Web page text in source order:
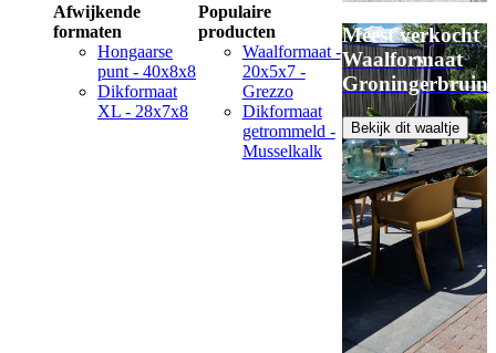
Afwijkende
formaten
Hongaarse
punt - 40x8x8
Dikformaat
XL - 28x7x8
Populaire
producten
Waalformaat -
20x5x7 -
Grezzo
Dikformaat
getrommeld -
Musselkalk
Meest verkocht
Waalformaat
Groningerbruin
Bekijk dit waaltje